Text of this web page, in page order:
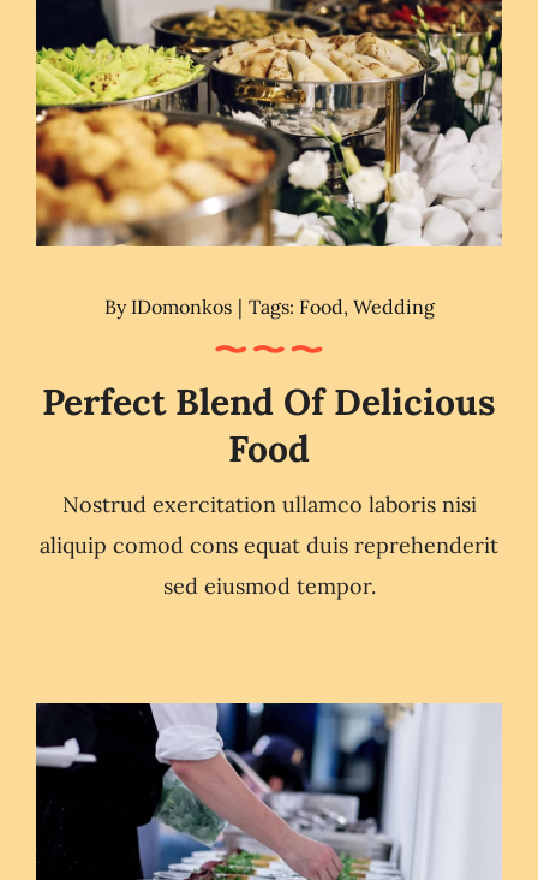
By IDomonkos | Tags: Food, Wedding
Perfect Blend Of Delicious
Food
Nostrud exercitation ullamco laboris nisi
aliquip comod cons equat duis reprehenderit
sed eiusmod tempor.